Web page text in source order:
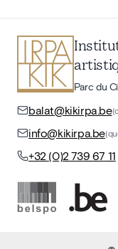
Parc du
balat@kikirpa.be
info@kikirpa.be
+32 (0)2 739 67 11